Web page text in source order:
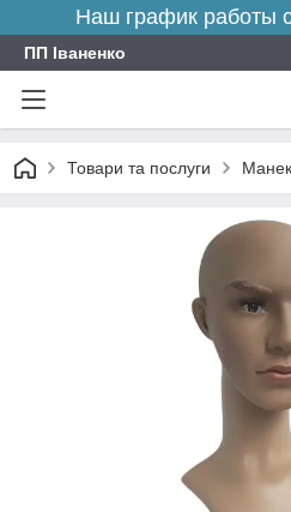
Наш график работы
ПП Іваненко
Товари та послуги